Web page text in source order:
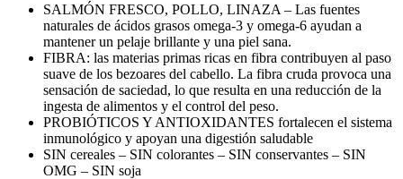
SALMÓN FRESCO, POLLO, LINAZA – Las fuentes
naturales de ácidos grasos omega-3 y omega-6 ayudan a
mantener un pelaje brillante y una piel sana.
FIBRA: las materias primas ricas en fibra contribuyen al paso
suave de los bezoares del cabello. La fibra cruda provoca una
sensación de saciedad, lo que resulta en una reducción de la
ingesta de alimentos y el control del peso.
PROBIÓTICOS Y ANTIOXIDANTES fortalecen el sistema
inmunológico y apoyan una digestión saludable
SIN cereales – SIN colorantes – SIN conservantes – SIN
OMG – SIN soja